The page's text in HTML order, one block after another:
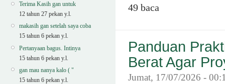
Terima Kasih gan untuk
12 tahun 27 pekan y.l.
makasih gan setelah saya coba
15 tahun 6 pekan y.l.
Pertanyaan bagus. Intinya
15 tahun 6 pekan y.l.
gan mau nanya kalo ( "
15 tahun 6 pekan y.l.
49 baca
Panduan
Berat Agar
Jumat, 17/07/2026 -